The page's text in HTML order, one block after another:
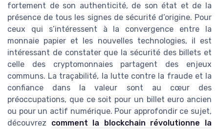
fortement de son authenticité, de son état et de la
présence de tous les signes de sécurité d’origine. Pour
ceux qui s’intéressent à la convergence entre la
monnaie papier et les nouvelles technologies, il est
intéressant de constater que la sécurité des billets et
celle des cryptomonnaies partagent des enjeux
communs. La traçabilité, la lutte contre la fraude et la
confiance dans la valeur sont au cœur des
préoccupations, que ce soit pour un billet euro ancien
ou pour un actif numérique. Pour approfondir ce sujet,
découvrez comment la blockchain révolutionne la